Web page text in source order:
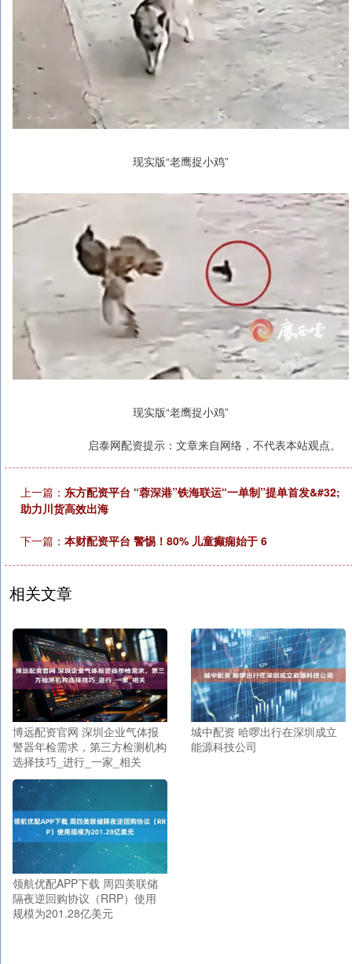
现实版“老鹰捉小鸡”
现实版“老鹰捉小鸡”
启泰网配资提示：文章来自网络，不代表本站观点。
上一篇： 东方配资平台 “蓉深港”铁海联运“一单制”提单首发&#32;
助力川货高效出海
下一篇： 本财配资平台 警惕！80% 儿童癫痫始于 6
相关文章
博远配资官网 深圳企业气体报
警器年检需求，第三方检测机构
选择技巧_进行_一家_相关
城中配资 哈啰出行在深圳成立
能源科技公司
领航优配APP下载 周四美联储
隔夜逆回购协议（RRP）使用
规模为201.28亿美元